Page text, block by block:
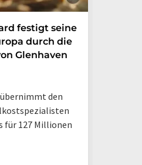
festigt seine
durch die
Glenhaven
den
für 127 Millionen